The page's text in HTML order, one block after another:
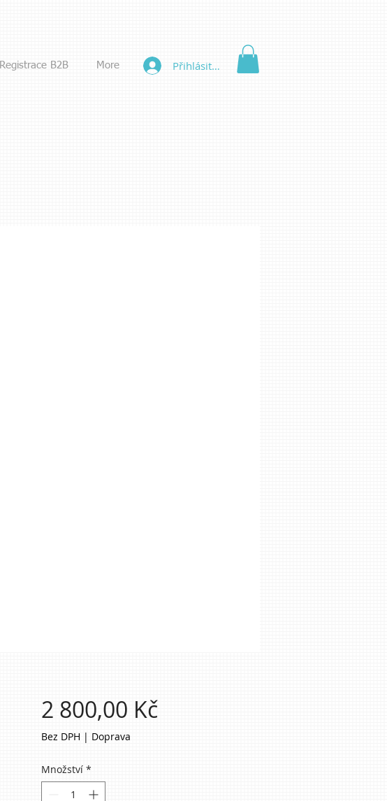
Registrace B2B More Přihlásit se
2 800,00 KčCena
Bez DPH | Doprava
Množství *